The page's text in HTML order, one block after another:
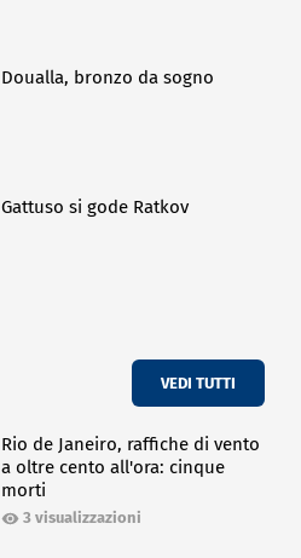
Doualla, bronzo da sogno
Gattuso si gode Ratkov
VEDI TUTTI
Rio de Janeiro, raffiche di vento
a oltre cento all'ora: cinque
morti
3 visualizzazioni